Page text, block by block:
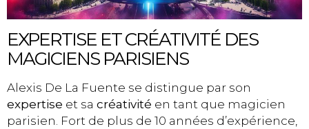
EXPERTISE ET CRÉATIVITÉ DES
MAGICIENS PARISIENS
Alexis De La Fuente se distingue par son
expertise et sa créativité en tant que magicien
parisien. Fort de plus de 10 années d’expérience,